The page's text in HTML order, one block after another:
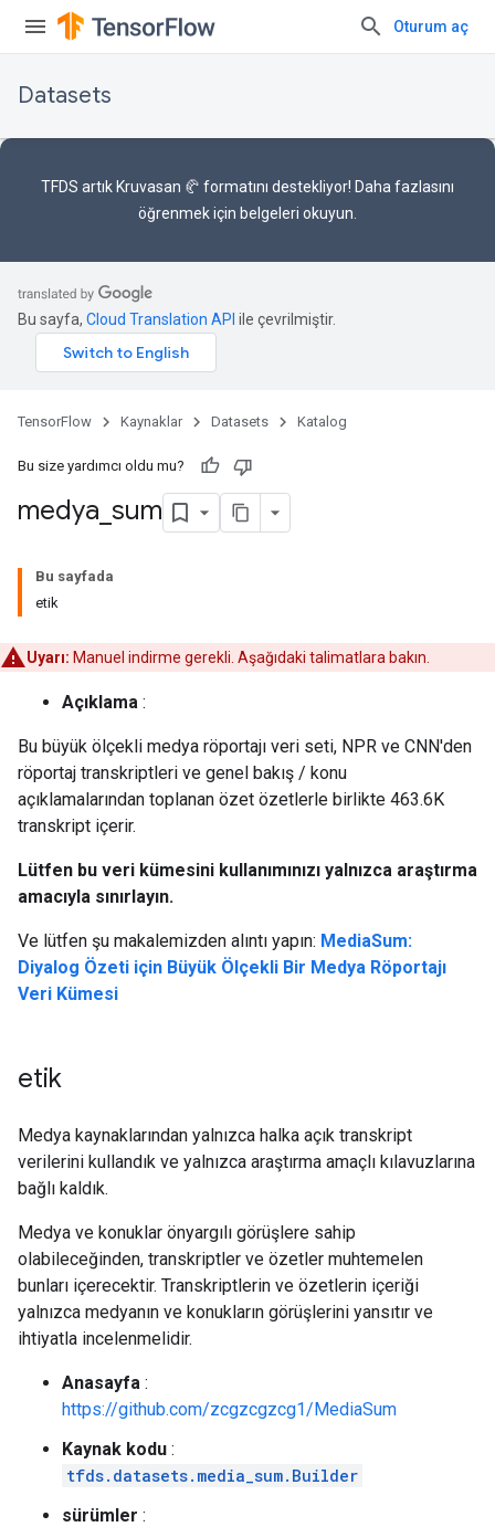
Oturum aç
Datasets
TFDS artık Kruvasan 🥐 formatını destekliyor! Daha fazlasını
öğrenmek için belgeleri okuyun.
Bu sayfa, Cloud Translation API ile çevrilmiştir.
TensorFlow Kaynaklar Datasets Katalog
Bu size yardımcı oldu mu?
medya sum
Bu sayfada
etik
Uyarı: Manuel indirme gerekli. Aşağıdaki talimatlara bakın.
Açıklama :
Bu büyük ölçekli medya röportajı veri seti, NPR ve CNN'den
röportaj transkriptleri ve genel bakış / konu
açıklamalarından toplanan özet özetlerle birlikte 463.6K
transkript içerir.
Lütfen bu veri kümesini kullanımınızı yalnızca araştırma
amacıyla sınırlayın.
Ve lütfen şu makalemizden alıntı yapın: MediaSum:
Diyalog Özeti için Büyük Ölçekli Bir Medya Röportajı
Veri Kümesi
etik
Medya kaynaklarından yalnızca halka açık transkript
verilerini kullandık ve yalnızca araştırma amaçlı kılavuzlarına
bağlı kaldık.
Medya ve konuklar önyargılı görüşlere sahip
olabileceğinden, transkriptler ve özetler muhtemelen
bunları içerecektir. Transkriptlerin ve özetlerin içeriği
yalnızca medyanın ve konukların görüşlerini yansıtır ve
ihtiyatla incelenmelidir.
Anasayfa :
https://github.com/zcgzcgzcg1/MediaSum
Kaynak kodu :
tfds.datasets.media_sum.Builder
sürümler :